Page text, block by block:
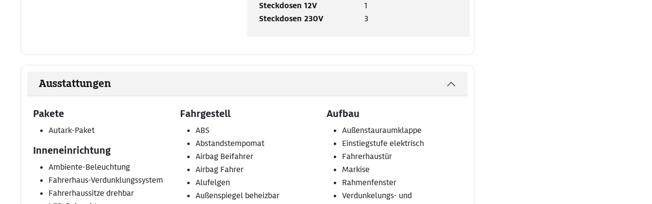
Steckdosen 12V
1
Steckdosen 230V
3
Ausstattungen
Pakete
Autark-Paket
Fahrgestell
ABS
Abstandstempomat
Airbag Beifahrer
Airbag Fahrer
Alufelgen
Außenspiegel beheizbar
Aufbau
Außenstauraumklappe
Einstiegstufe elektrisch
Fahrerhaustür
Markise
Rahmenfenster
Verdunkelungs- und
Inneneinrichtung
Ambiente-Beleuchtung
Fahrerhaus-Verdunklungssystem
Fahrerhaussitze drehbar